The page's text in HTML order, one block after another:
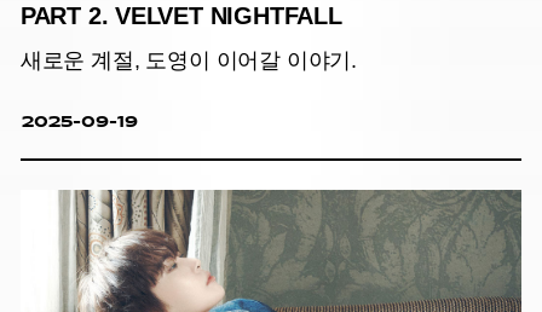
PART 2. VELVET NIGHTFALL
새로운 계절, 도영이 이어갈 이야기.
2025-09-19